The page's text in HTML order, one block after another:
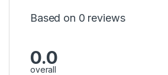
Based on 0 reviews
0.0
overall